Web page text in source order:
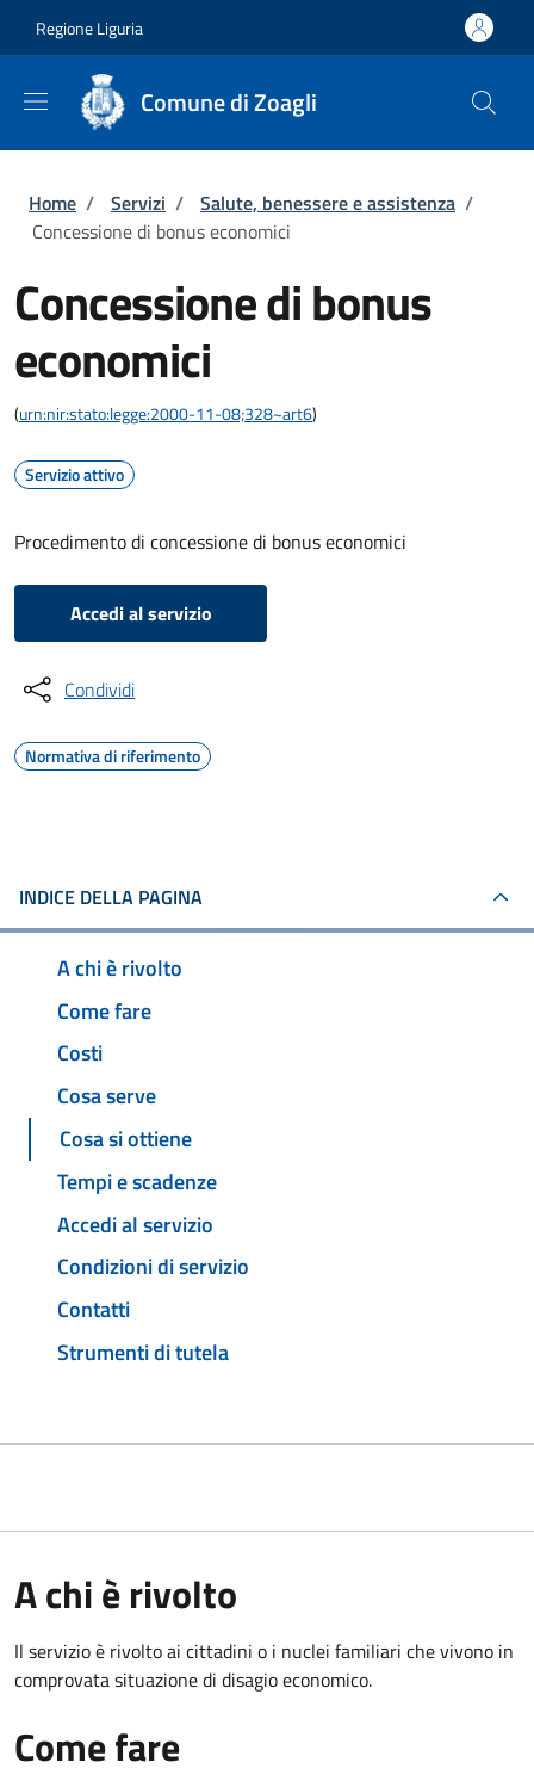
Regione Liguria
Comune di Zoagli
Briciole di pane
Home / Servizi / Salute, benessere e assistenza /
Concessione di bonus economici
Concessione di bonus
economici
(urn:nir:stato:legge:2000-11-08;328~art6)
Servizio attivo
Procedimento di concessione di bonus economici
Accedi al servizio
Condividi
Normativa di riferimento
INDICE DELLA PAGINA
A chi è rivolto
Come fare
Costi
Cosa serve
Cosa si ottiene
Tempi e scadenze
Accedi al servizio
Condizioni di servizio
Contatti
Strumenti di tutela
A chi è rivolto
Il servizio è rivolto ai cittadini o i nuclei familiari che vivono in
comprovata situazione di disagio economico.
Come fare